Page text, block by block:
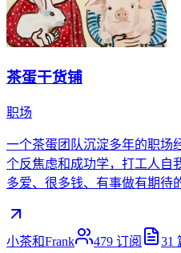
茶蛋干货铺
职场
一个茶蛋团队沉淀多年的职场
个反焦虑和成功学，打工人自
多爱、很多钱、有事做有期待
小茶和Frank 479 订阅 31